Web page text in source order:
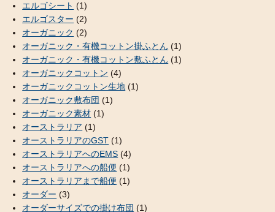
エルゴシート (1)
エルゴスター (2)
オーガニック (2)
オーガニック・有機コットン掛ふとん (1)
オーガニック・有機コットン敷ふとん (1)
オーガニックコットン (4)
オーガニックコットン生地 (1)
オーガニック敷布団 (1)
オーガニック素材 (1)
オーストラリア (1)
オーストラリアのGST (1)
オーストラリアへのEMS (4)
オーストラリアへの船便 (1)
オーストラリアまで船便 (1)
オーダー (3)
オーダーサイズでの掛け布団 (1)